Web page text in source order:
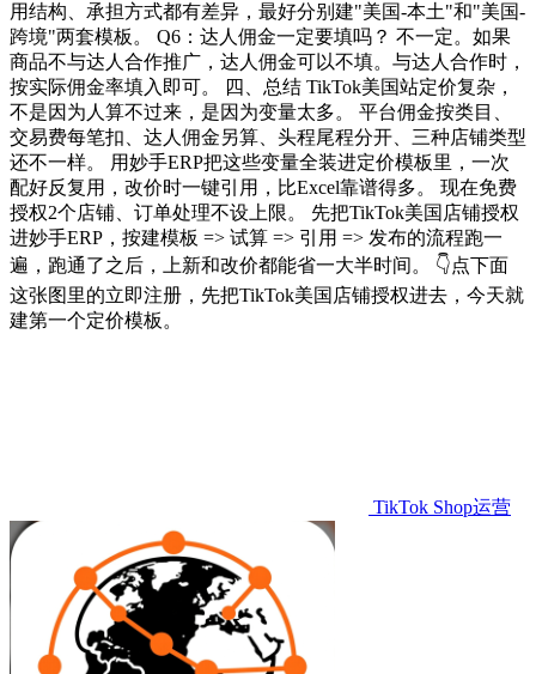
用结构、承担方式都有差异，最好分别建"美国-本土"和"美国-
跨境"两套模板。 Q6：达人佣金一定要填吗？ 不一定。如果
商品不与达人合作推广，达人佣金可以不填。与达人合作时，
按实际佣金率填入即可。 四、总结 TikTok美国站定价复杂，
不是因为人算不过来，是因为变量太多。 平台佣金按类目、
交易费每笔扣、达人佣金另算、头程尾程分开、三种店铺类型
还不一样。 用妙手ERP把这些变量全装进定价模板里，一次
配好反复用，改价时一键引用，比Excel靠谱得多。 现在免费
授权2个店铺、订单处理不设上限。 先把TikTok美国店铺授权
进妙手ERP，按建模板 => 试算 => 引用 => 发布的流程跑一
遍，跑通了之后，上新和改价都能省一大半时间。 👇点下面
这张图里的立即注册，先把TikTok美国店铺授权进去，今天就
建第一个定价模板。
TikTok Shop运营